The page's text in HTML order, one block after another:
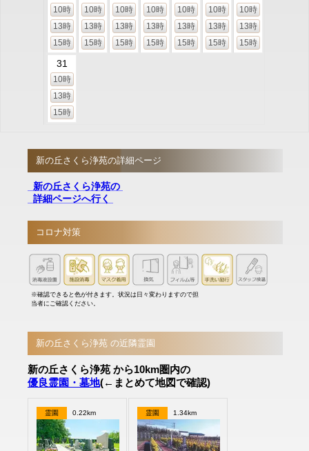
10時
13時
15時
10時
13時
15時
10時
13時
15時
10時
13時
15時
10時
13時
15時
10時
13時
15時
10時
13時
15時
31
10時
13時
15時
新の丘さくら浄苑の詳細ページ
新の丘さくら浄苑の
詳細ページへ行く
コロナ対策
※確認できると色が付きます。状況は日々変わりますので担
当者にご確認ください。
新の丘さくら浄苑 の近隣霊園
新の丘さくら浄苑 から10km圏内の
優良霊園・墓地(←まとめて地図で確認)
霊園 0.22km 霊園 1.34km